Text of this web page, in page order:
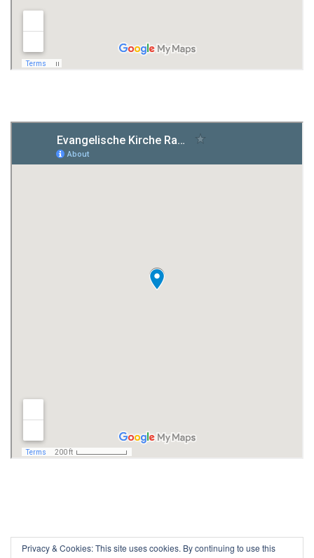
Privacy & Cookies: This site uses cookies. By continuing to use this